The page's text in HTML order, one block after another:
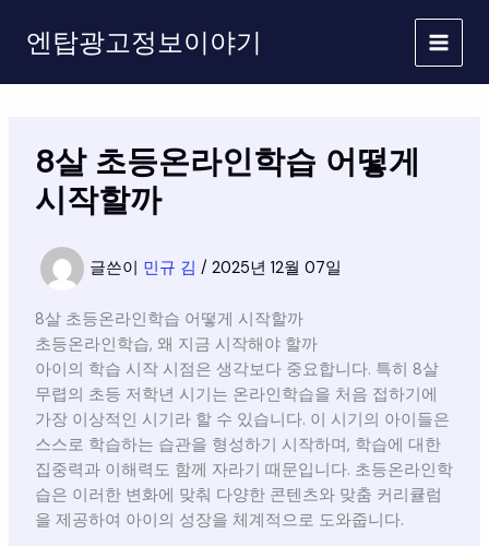
로
엔탑광고정보이야기
8살 초등온라인학습 어떻게
시작할까
글쓴이 민규 김 / 2025년 12월 07일
8살 초등온라인학습 어떻게 시작할까
초등온라인학습, 왜 지금 시작해야 할까
아이의 학습 시작 시점은 생각보다 중요합니다. 특히 8살
무렵의 초등 저학년 시기는 온라인학습을 처음 접하기에
가장 이상적인 시기라 할 수 있습니다. 이 시기의 아이들은
스스로 학습하는 습관을 형성하기 시작하며, 학습에 대한
집중력과 이해력도 함께 자라기 때문입니다. 초등온라인학
습은 이러한 변화에 맞춰 다양한 콘텐츠와 맞춤 커리큘럼
을 제공하여 아이의 성장을 체계적으로 도와줍니다.